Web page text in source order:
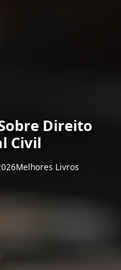
Direito
Civil
Melhores Livros